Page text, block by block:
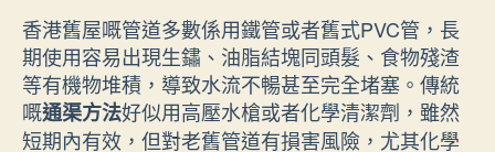
香港舊屋嘅管道多數係用鐵管或者舊式PVC管，長
期使用容易出現生鏽、油脂結塊同頭髮、食物殘渣
等有機物堆積，導致水流不暢甚至完全堵塞。傳統
嘅通渠方法好似用高壓水槍或者化學清潔劑，雖然
短期內有效，但對老舊管道有損害風險，尤其化學